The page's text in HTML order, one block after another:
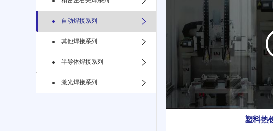
自动焊接系列
其他焊接系列
半导体焊接系列
激光焊接系列
塑料热